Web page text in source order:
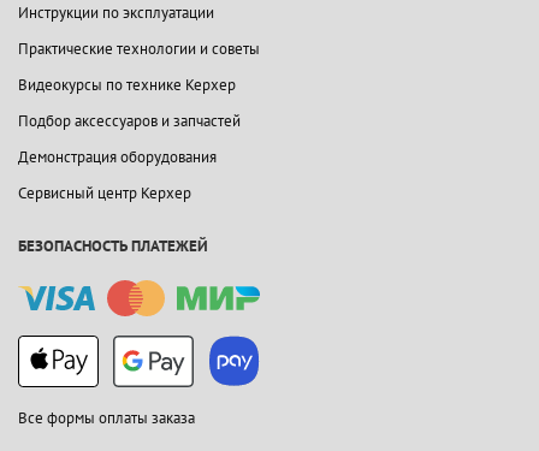
Инструкции по эксплуатации
Практические технологии и советы
Видеокурсы по технике Керхер
Подбор аксессуаров и запчастей
Демонстрация оборудования
Сервисный центр Керхер
БЕЗОПАСНОСТЬ ПЛАТЕЖЕЙ
Все формы оплаты заказа